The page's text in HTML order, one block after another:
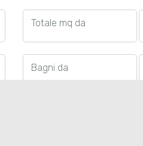
Totale mq da
Bagni da